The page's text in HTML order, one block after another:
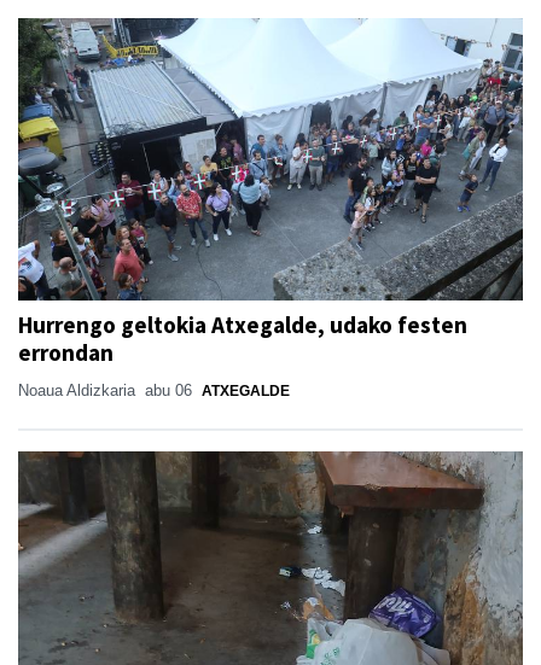
Hurrengo geltokia Atxegalde, udako festen
errondan
Noaua Aldizkaria abu 06 ATXEGALDE